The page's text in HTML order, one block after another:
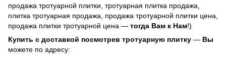
продажа тротуарной плитки, тротуарная плитка продажа,
плитка тротуарная продажа, продажа тротуарной плитки цена,
продажа плитки тротуарной цена — тогда Вам к Нам!)
Купить с доставкой посмотрев тротуарную плитку — Вы
можете по адресу: